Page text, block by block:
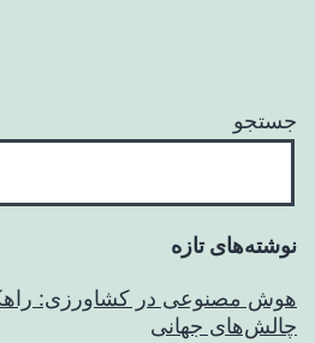
جستجو
نوشته‌های تازه
هوش مصنوعی در کشاورزی:
چالش‌های جهانی